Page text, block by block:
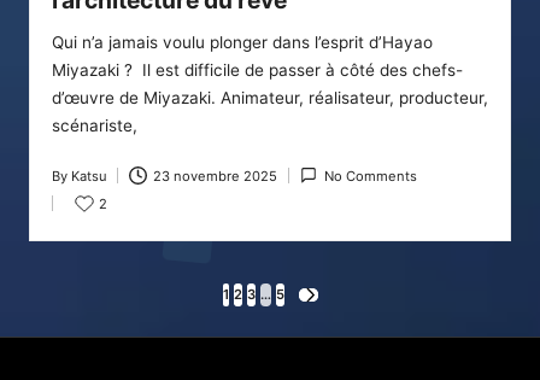
Qui n’a jamais voulu plonger dans l’esprit d’Hayao
Miyazaki ? Il est difficile de passer à côté des chefs-
d’œuvre de Miyazaki. Animateur, réalisateur, producteur,
scénariste,
Posted
by
By Katsu 23 novembre 2025
No Comments
2
des
1 2 3 … 5
NEXT